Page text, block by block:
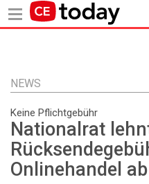
Inhalt
NEWS
Keine Pflichtgebühr
Nationalrat
Onlinehandel ab